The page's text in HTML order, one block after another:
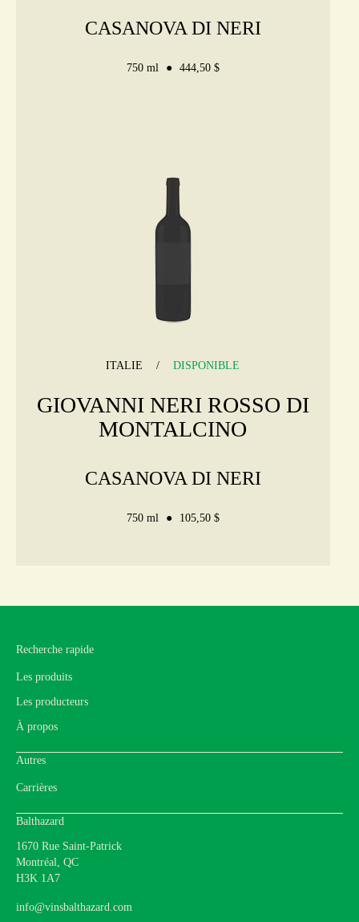
CASANOVA DI NERI
750 ml 444,50 $
ITALIE DISPONIBLE
GIOVANNI NERI ROSSO DI
MONTALCINO
CASANOVA DI NERI
750 ml 105,50 $
Recherche rapide
Les produits
Les producteurs
À propos
Autres
Carrières
Balthazard
1670 Rue Saint-Patrick
Montréal, QC
H3K 1A7
info@vinsbalthazard.com